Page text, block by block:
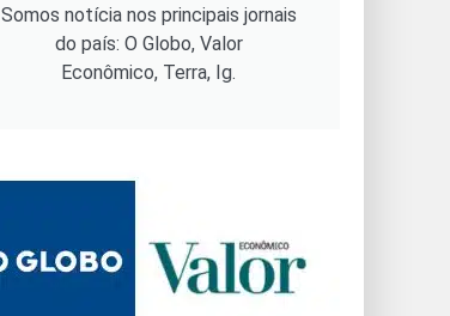
Somos notícia nos principais jornais
do país: O Globo, Valor
Econômico, Terra, Ig.